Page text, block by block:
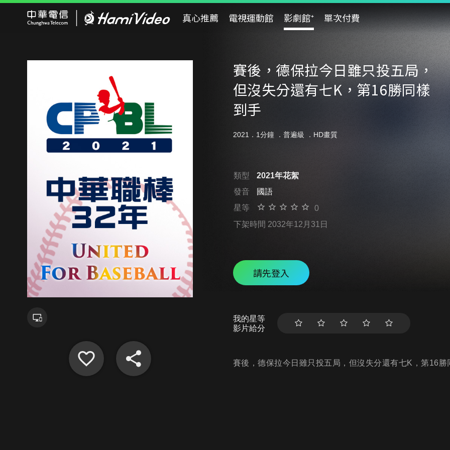
真心推薦 電視運動館 影劇館⁺ 單次付費
賽後，德保拉今日雖只投五局，
但沒失分還有七K，第16勝同樣
到手
2021．1分鐘 ． 普遍級 ．HD畫質
類型
2021年花絮
發音
國語
星等
0
下架時間 2032年12月31日
請先登入
我的星等
影片給分
賽後，德保拉今日雖只投五局，但沒失分還有七K，第16勝